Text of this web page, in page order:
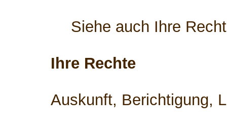
Siehe auch Ihre
Ihre Rechte
Auskunft, Berichtigung,